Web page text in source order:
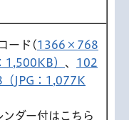
ード(1366×768
1,500KB） 、 102
JPG：1,077K
ンダー付はこちら